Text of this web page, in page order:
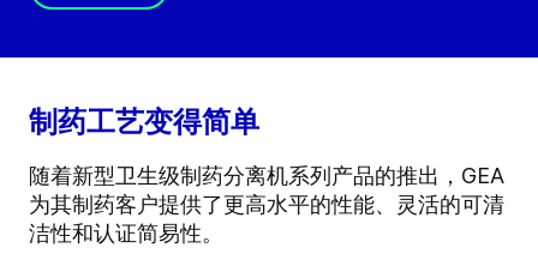
制药工艺变得简单
随着新型卫生级制药分离机系列产品的推出，GEA
为其制药客户提供了更高水平的性能、灵活的可清
洁性和认证简易性。